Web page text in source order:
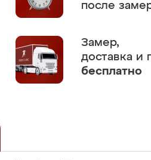
после
Замер,
доставка и
бесплатно